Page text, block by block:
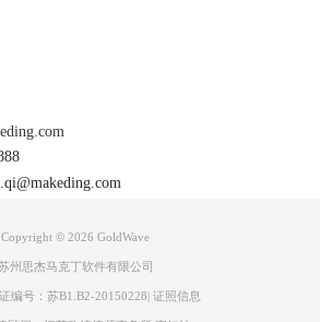
Copyright © 2026 GoldWave
州思杰马克丁软件有限公司
编号：苏B1.B2-20150228| 证照信息